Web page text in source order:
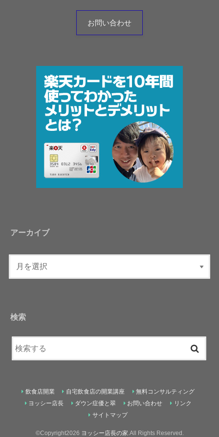
お問い合わせ
アーカイブ
検索
飲食店開業 自宅飲食店の開業講座
無料コンサルティング
ヨッシー店長
ダウン症優と翠 お問い合わせ
リンク
サイトマップ
©Copyright2026 ヨッシー店長の家.All Rights Reserved.